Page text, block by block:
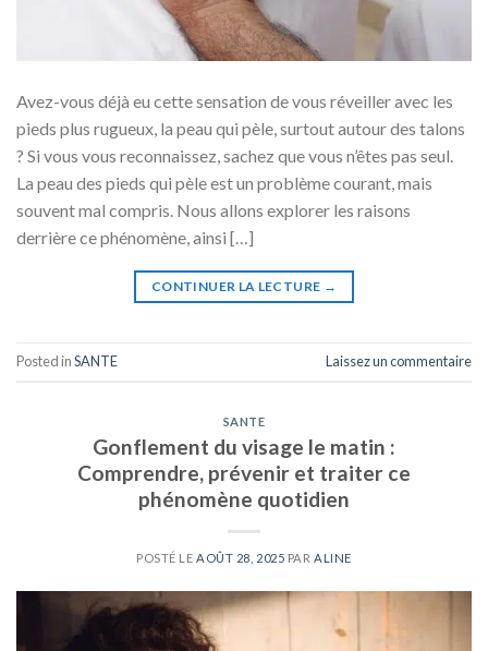
Avez-vous déjà eu cette sensation de vous réveiller avec les
pieds plus rugueux, la peau qui pèle, surtout autour des talons
? Si vous vous reconnaissez, sachez que vous n’êtes pas seul.
La peau des pieds qui pèle est un problème courant, mais
souvent mal compris. Nous allons explorer les raisons
derrière ce phénomène, ainsi […]
CONTINUER LA LECTURE →
Posted inSANTE Laissez un commentaire
SANTE
Gonflement du visage le matin :
Comprendre, prévenir et traiter ce
phénomène quotidien
POSTÉ LE AOÛT 28, 2025 PAR ALINE